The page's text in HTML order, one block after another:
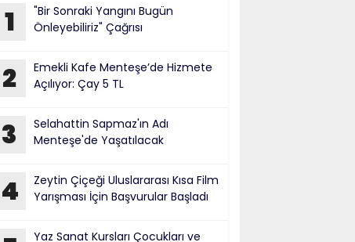
1
"Bir Sonraki Yangını Bugün
Önleyebiliriz" Çağrısı
2
Emekli Kafe Menteşe’de Hizmete
Açılıyor: Çay 5 TL
3
Selahattin Sapmaz'ın Adı
Menteşe'de Yaşatılacak
4
Zeytin Çiçeği Uluslararası Kısa Film
Yarışması İçin Başvurular Başladı
Yaz Sanat Kursları Çocukları ve